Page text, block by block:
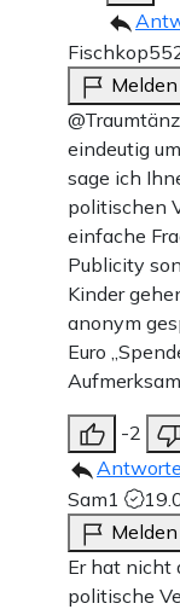
Fischkop55
Melden
eindeutig
sage ich
politischen
einfache
Publicity
Kinder
anonym
Euro
-2
Sam1
Melden
Er hat nicht
politische